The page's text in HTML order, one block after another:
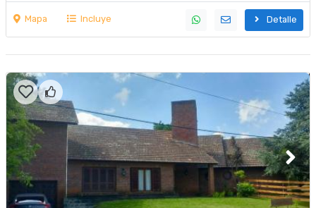
Mapa Incluye Detalle